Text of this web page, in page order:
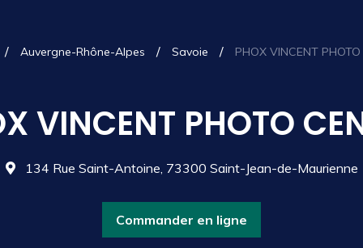
/ Auvergne-Rhône-Alpes / Savoie / PHOX VINCENT PHOTO
VINCENT PHOTO
134 Rue Saint-Antoine, 73300 Saint-Jean-de-Maurienne
Commander en ligne